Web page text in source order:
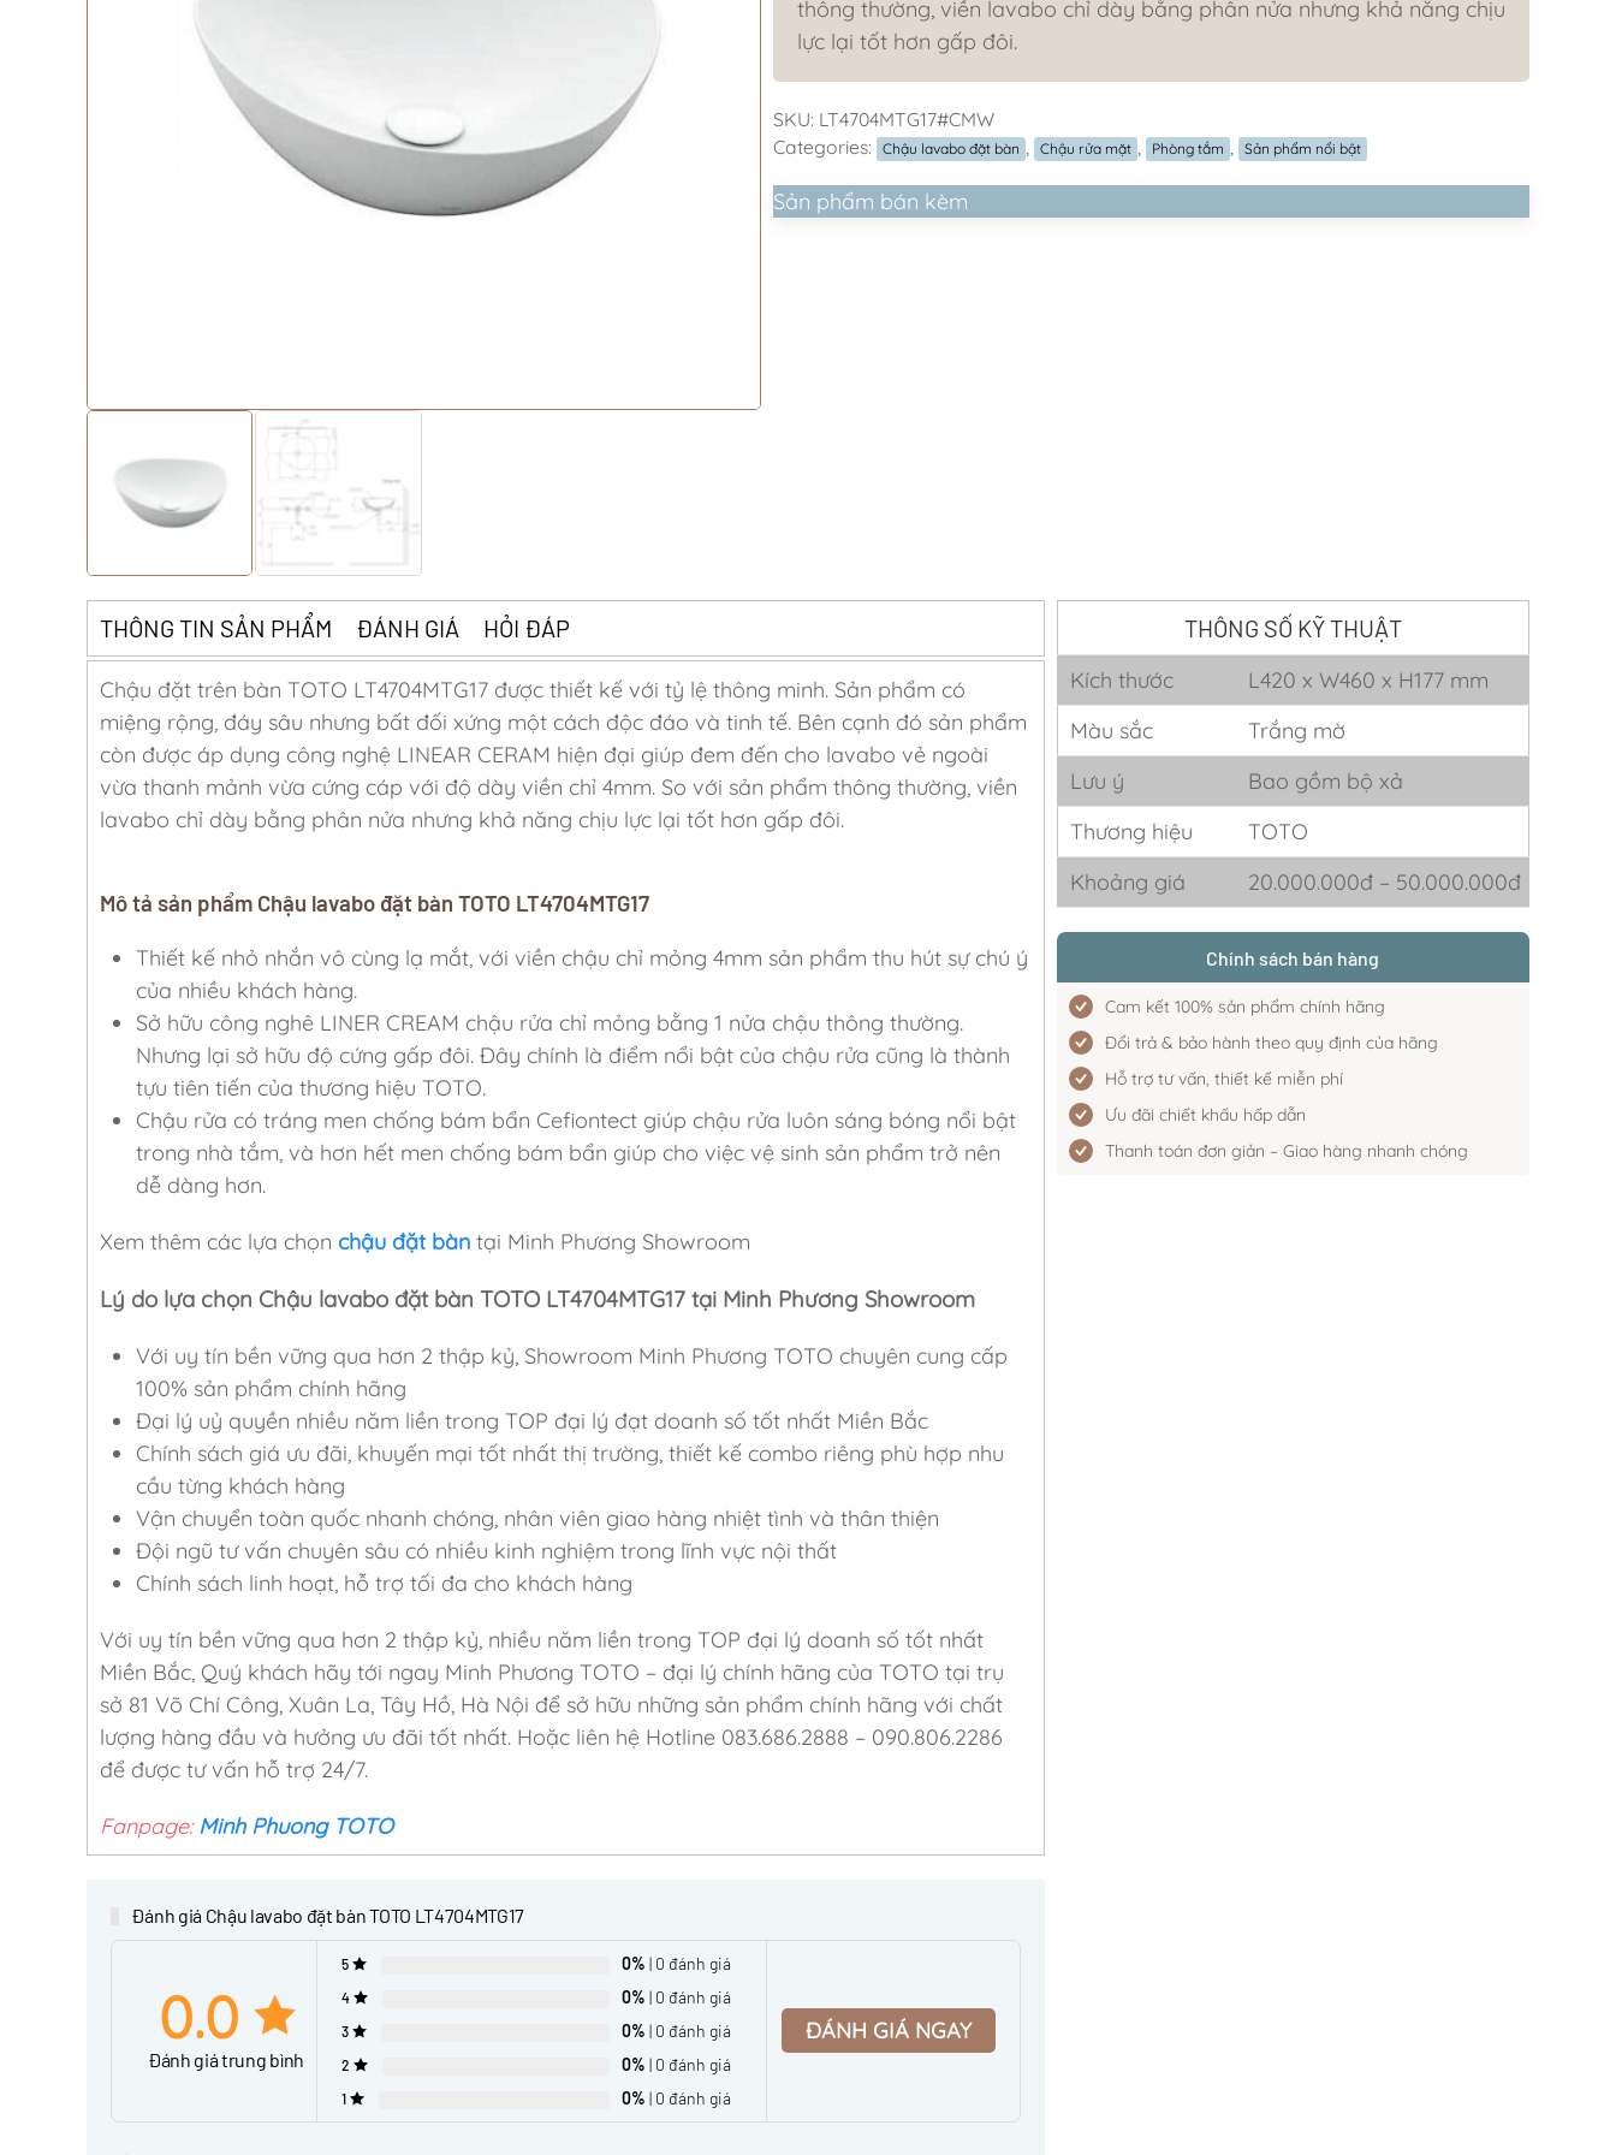
thông thường, viền lavabo chỉ dày bằng phân nửa nhưng khả năng chịu
lực lại tốt hơn gấp đôi.
SKU: LT4704MTG17#CMW
Categories:
Chậu lavabo đặt bàn , Chậu rửa mặt , Phòng tắm , Sản phẩm nổi bật
Sản phẩm bán kèm
THÔNG SỐ KỸ THUẬT
Kích thước
L420 x W460 x H177 mm
Màu sắc
Trắng mờ
Lưu ý
Bao gồm bộ xả
Thương hiệu
TOTO
Khoảng giá
20.000.000đ – 50.000.000đ
Chính sách bán hàng
Cam kết 100% sản phẩm chính hãng
Đổi trả & bảo hành theo quy định của hãng
Hỗ trợ tư vấn, thiết kế miễn phí
Ưu đãi chiết khấu hấp dẫn
Thanh toán đơn giản – Giao hàng nhanh chóng
THÔNG TIN SẢN PHẨM ĐÁNH GIÁ HỎI ĐÁP
Chậu đặt trên bàn TOTO LT4704MTG17 được thiết kế với tỷ lệ thông minh. Sản phẩm có
miệng rộng, đáy sâu nhưng bất đối xứng một cách độc đáo và tinh tế. Bên cạnh đó sản phẩm
còn được áp dụng công nghệ LINEAR CERAM hiện đại giúp đem đến cho lavabo vẻ ngoài
vừa thanh mảnh vừa cứng cáp với độ dày viền chỉ 4mm. So với sản phẩm thông thường, viền
lavabo chỉ dày bằng phân nửa nhưng khả năng chịu lực lại tốt hơn gấp đôi.
Mô tả sản phẩm Chậu lavabo đặt bàn TOTO LT4704MTG17
Thiết kế nhỏ nhắn vô cùng lạ mắt, với viền chậu chỉ mỏng 4mm sản phẩm thu hút sự chú ý
của nhiều khách hàng.
Sở hữu công nghê LINER CREAM chậu rửa chỉ mỏng bằng 1 nửa chậu thông thường.
Nhưng lại sở hữu độ cứng gấp đôi. Đây chính là điểm nổi bật của chậu rửa cũng là thành
tựu tiên tiến của thương hiệu TOTO.
Chậu rửa có tráng men chống bám bẩn Cefiontect giúp chậu rửa luôn sáng bóng nổi bật
trong nhà tắm, và hơn hết men chống bám bẩn giúp cho việc vệ sinh sản phẩm trở nên
dễ dàng hơn.
Xem thêm các lựa chọn chậu đặt bàn tại Minh Phương Showroom
Lý do lựa chọn Chậu lavabo đặt bàn TOTO LT4704MTG17 tại Minh Phương Showroom
Với uy tín bền vững qua hơn 2 thập kỷ, Showroom Minh Phương TOTO chuyên cung cấp
100% sản phẩm chính hãng
Đại lý uỷ quyền nhiều năm liền trong TOP đại lý đạt doanh số tốt nhất Miền Bắc
Chính sách giá ưu đãi, khuyến mại tốt nhất thị trường, thiết kế combo riêng phù hợp nhu
cầu từng khách hàng
Vận chuyển toàn quốc nhanh chóng, nhân viên giao hàng nhiệt tình và thân thiện
Đội ngũ tư vấn chuyên sâu có nhiều kinh nghiệm trong lĩnh vực nội thất
Chính sách linh hoạt, hỗ trợ tối đa cho khách hàng
Với uy tín bền vững qua hơn 2 thập kỷ, nhiều năm liền trong TOP đại lý doanh số tốt nhất
Miền Bắc, Quý khách hãy tới ngay Minh Phương TOTO – đại lý chính hãng của TOTO tại trụ
sở 81 Võ Chí Công, Xuân La, Tây Hồ, Hà Nội để sở hữu những sản phẩm chính hãng với chất
lượng hàng đầu và hưởng ưu đãi tốt nhất. Hoặc liên hệ Hotline 083.686.2888 – 090.806.2286
để được tư vấn hỗ trợ 24/7.
Fanpage: Minh Phuong TOTO
Đánh giá Chậu lavabo đặt bàn TOTO LT4704MTG17
0.0
Đánh giá trung bình
5 0% | 0 đánh giá
4 0% | 0 đánh giá
3 0% | 0 đánh giá
2 0% | 0 đánh giá
1 0% | 0 đánh giá
ĐÁNH GIÁ NGAY